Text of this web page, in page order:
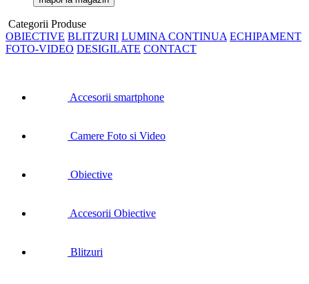
Categorii Produse
OBIECTIVE BLITZURI LUMINA CONTINUA ECHIPAMENT
FOTO-VIDEO DESIGILATE CONTACT
Accesorii smartphone
Camere Foto si Video
Obiective
Accesorii Obiective
Blitzuri